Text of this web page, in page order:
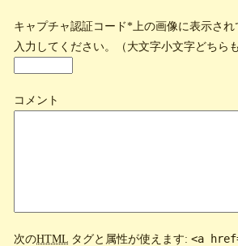
キャプチャ認証コード*上の画像に表示さ
入力してください。（大文字小文字どちらも
コメント
次のHTML タグと属性が使えます:<a